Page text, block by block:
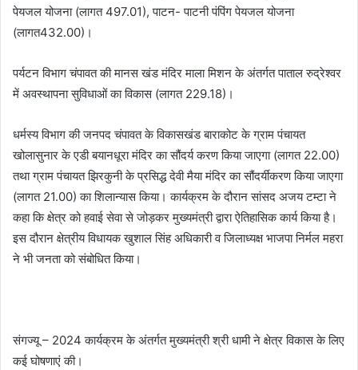
पेयजल योजना (लागत 497.01), पाटन- पाटनी पंपिंग पेयजल योजना
(लागत432.00)।
पर्यटन विभाग चंपावत की मानस खंड मंदिर माला मिशन के अंतर्गत पाताल रुद्रेश्वर
में अवस्थापना सुविधाओं का विकास (लागत 229.18)।
धर्मस्य विभाग की जनपद चंपावत के विकासखंड बाराकोट के ग्राम पंचायत
खोलासुनार के एडी बयानधूरा मंदिर का सौंदर्य करण किया जाएगा (लागत 22.00)
तथा ग्राम पंचायत झिरकुनी के प्रसिद्ध देवी मैया मंदिर का सौंदर्यीकरण किया जाएगा
(लागत 21.00) का शिलान्यास किया। कार्यक्रम के दौरान सांसद अजय टम्टा ने
कहा कि क्षेत्र को हवाई सेवा से जोड़कर मुख्यमंत्री द्वारा ऐतिहासिक कार्य किया है।
इस दौरान क्षेत्रीय विधायक खुशाल सिंह अधिकारी व जिलाध्यक्ष भाजपा निर्मल महरा
ने भी जनता को संबोधित किया।
संगज्यू – 2024 कार्यक्रम के अंतर्गत मुख्यमंत्री श्री धामी ने क्षेत्र विकास के लिए
कई घोषणाएं की।